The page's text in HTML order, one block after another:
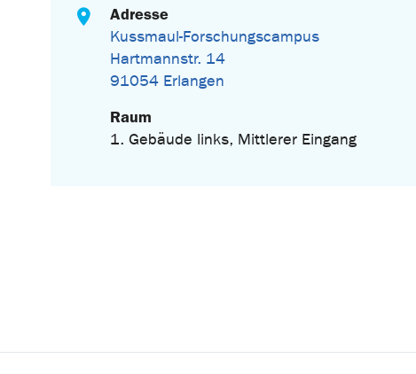
Adresse
Kussmaul-Forschungscampus
Hartmannstr. 14
91054 Erlangen
Raum
1. Gebäude links, Mittlerer Eingang